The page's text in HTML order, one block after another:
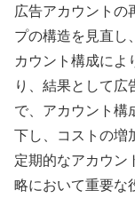
広告アカウントの
プの構造を見直し
カウント構成によ
り、結果として広
で、アカウント構
下し、コストの増
定期的なアカウン
略において重要な